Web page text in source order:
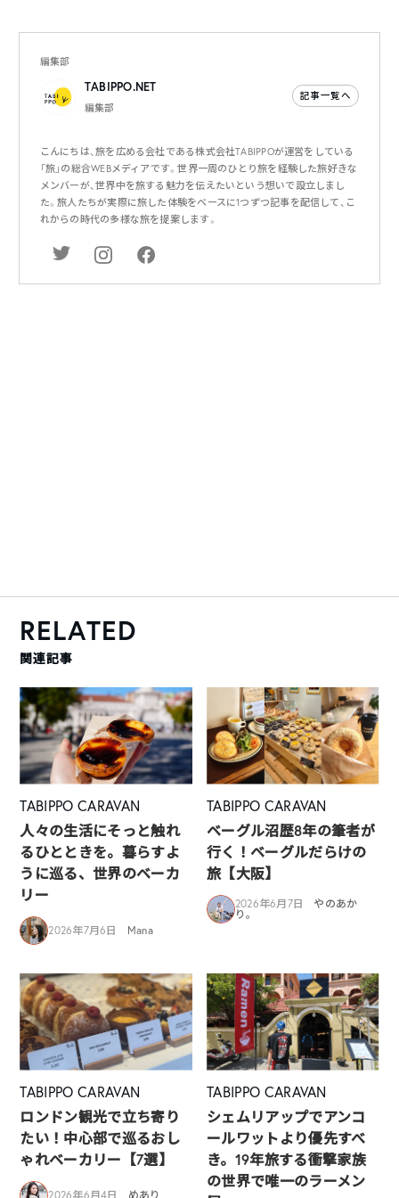
編集部
TABIPPO.NET
編集部
記事一覧へ
こんにちは、旅を広める会社である株式会社TABIPPOが運営をしている
「旅」の総合WEBメディアです。世界一周のひとり旅を経験した旅好きな
メンバーが、世界中を旅する魅力を伝えたいという想いで設立しまし
た。旅人たちが実際に旅した体験をベースに1つずつ記事を配信して、こ
れからの時代の多様な旅を提案します。
RELATED
関連記事
TABIPPO CARAVAN
人々の生活にそっと触れ
るひとときを。暮らすよ
うに巡る、世界のベーカ
リー
2026年7月6日 Mana
TABIPPO CARAVAN
ベーグル沼歴8年の筆者が
行く！ベーグルだらけの
旅【大阪】
2026年6月7日
やのあか
り。
TABIPPO CARAVAN
ロンドン観光で立ち寄り
たい！中心部で巡るおし
ゃれベーカリー【7選】
2026年6月4日 めあり
TABIPPO CARAVAN
シェムリアップでアンコ
ールワットより優先すべ
き。19年旅する衝撃家族
の世界で唯一のラーメン